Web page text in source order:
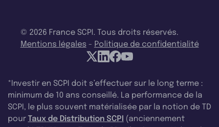
© 2026 France SCPI. Tous droits réservés.
Mentions légales - Politique de confidentialité
*Investir en SCPI doit s’effectuer sur le long terme :
minimum de 10 ans conseillé. La performance de la
SCPI, le plus souvent matérialisée par la notion de TD
pour Taux de Distribution SCPI (anciennement